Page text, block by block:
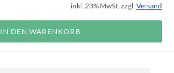
inkl. 23% MwSt. zzgl. Versand
IN DEN WARENKORB